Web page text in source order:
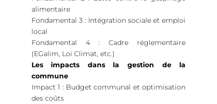
alimentaire
Fondamental 3 : Intégration sociale et emploi
local
Fondamental 4 : Cadre réglementaire
(EGalim, Loi Climat, etc.)
Les impacts dans la gestion de la
commune
Impact 1 : Budget communal et optimisation
des coûts